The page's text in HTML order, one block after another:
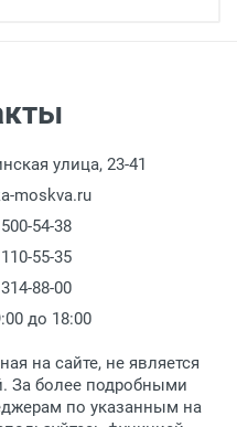
товара производится
на пункте
на расчетный счет.
с 11:00 до 15:00, в
г. Москва,
17, корпус 1,
110-55-35.
поступает в пункт
связывается с
о поступлении
при себе
улица, 23-41
moskva.ru
54-38
55-35
88-00
до 18:00
на сайте, не является
За более подробными
по указанным на